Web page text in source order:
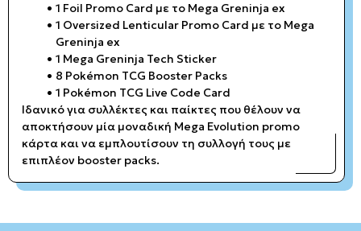
1 Foil Promo Card με το Mega Greninja ex
1 Oversized Lenticular Promo Card με το Mega
Greninja ex
1 Mega Greninja Tech Sticker
8 Pokémon TCG Booster Packs
1 Pokémon TCG Live Code Card
Ιδανικό για συλλέκτες και παίκτες που θέλουν να
αποκτήσουν μία μοναδική Mega Evolution promo
κάρτα και να εμπλουτίσουν τη συλλογή τους με
επιπλέον booster packs.